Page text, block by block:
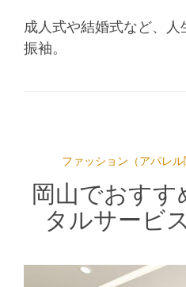
成人式や結婚式など、
振袖。
ファッション（アパレル
岡山でおす
タルサービ